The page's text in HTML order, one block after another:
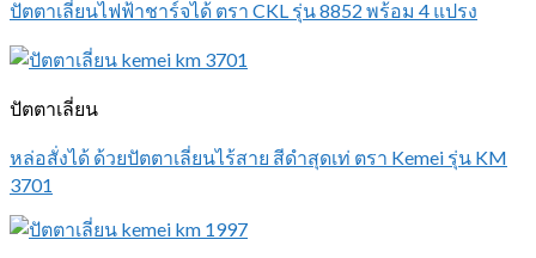
ปัตตาเลี่ยนไฟฟ้าชาร์จได้ ตรา CKL รุ่น 8852 พร้อม 4 แปรง
ปัตตาเลี่ยน
หล่อสั่งได้ ด้วยปัตตาเลี่ยนไร้สาย สีดำสุดเท่ ตรา Kemei รุ่น KM
3701